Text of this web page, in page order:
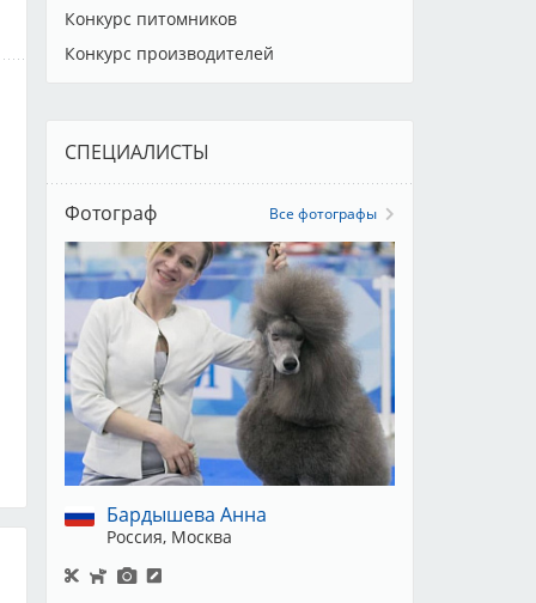
Конкурс питомников
Конкурс производителей
СПЕЦИАЛИСТЫ
Фотограф
Бардышева Анна
Россия, Москва
Все фотографы